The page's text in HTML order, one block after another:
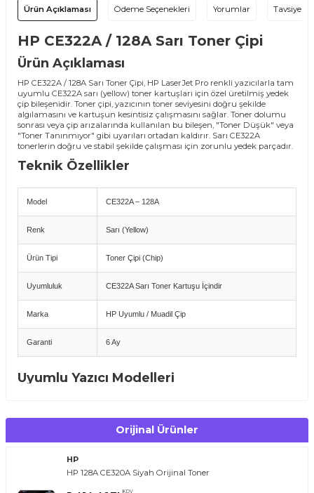
Ürün Açıklaması Ödeme Seçenekleri Yorumlar Tavsiye Et
HP CE322A / 128A Sarı Toner Çipi
Ürün Açıklaması
HP CE322A / 128A Sarı Toner Çipi, HP LaserJet Pro renkli yazıcılarla tam
uyumlu CE322A sarı (yellow) toner kartuşları için özel üretilmiş yedek
çip bileşenidir. Toner çipi, yazıcının toner seviyesini doğru şekilde
algılamasını ve kartuşun kesintisiz çalışmasını sağlar. Toner dolumu
sonrası veya çip arızalarında kullanılan bu bileşen, "Toner Düşük" veya
"Toner Tanınmıyor" gibi uyarıları ortadan kaldırır. Sarı CE322A
tonerlerin doğru ve stabil şekilde çalışması için zorunlu yedek parçadır.
Teknik Özellikler
Model CE322A – 128A
Renk Sarı (Yellow)
Ürün Tipi Toner Çipi (Chip)
Uyumluluk CE322A Sarı Toner Kartuşu İçindir
Marka HP Uyumlu / Muadil Çip
Garanti 6 Ay
Uyumlu Yazıcı Modelleri
HP LaserJet Pro CP1525nw
HP LaserJet Pro CM1410
HP LaserJet Pro CM1415fnw
Orijinal Ürünler
HP
HP 128A CE320A Siyah Orijinal Toner
KDV